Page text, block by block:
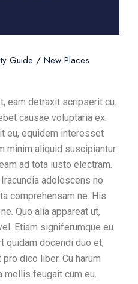
Guide New Places
eam detraxit scripserit cu.
causae voluptaria ex.
eu, equidem interesset
minim aliquid suscipiantur.
ad tota iusto electram.
adolescens no
comprehensam ne. His
Quo alia appareat ut,
Etiam signiferumque eu
quidam docendi duo et,
dico liber. Cu harum
mollis feugait cum eu.